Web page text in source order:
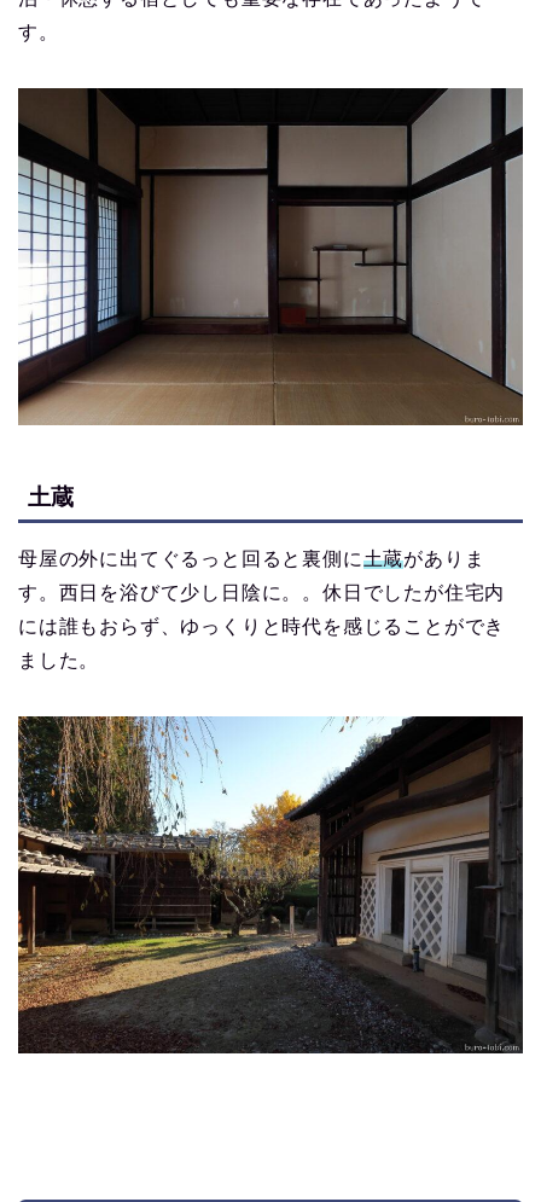
す。
土蔵
母屋の外に出てぐるっと回ると裏側に土蔵がありま
す。西日を浴びて少し日陰に。。休日でしたが住宅内
には誰もおらず、ゆっくりと時代を感じることができ
ました。